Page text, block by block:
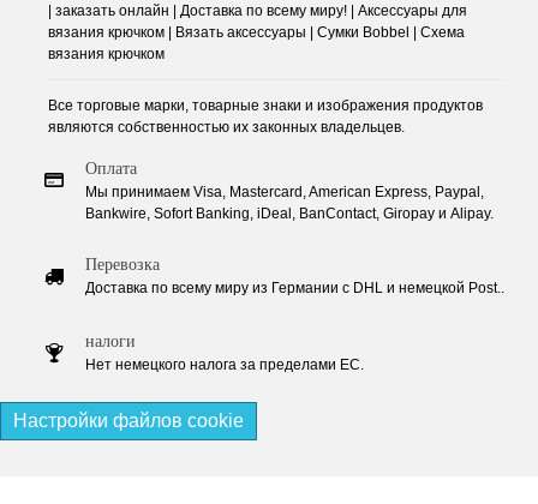
| заказать онлайн | Доставка по всему миру! | Аксессуары для
вязания крючком | Вязать аксессуары | Сумки Bobbel | Схема
вязания крючком
Все торговые марки, товарные знаки и изображения продуктов
являются собственностью их законных владельцев.
Оплата
Мы принимаем Visa, Mastercard, American Express, Paypal,
Bankwire, Sofort Banking, iDeal, BanContact, Giropay и Alipay.
Перевозка
Доставка по всему миру из Германии с DHL и немецкой Post..
налоги
Нет немецкого налога за пределами ЕС.
Настройки файлов cookie